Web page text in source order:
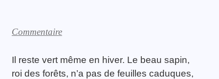
Commentaire
Il reste vert même en hiver. Le beau sapin,
roi des forêts, n’a pas de feuilles caduques,